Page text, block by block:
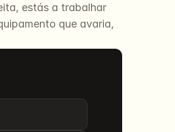
estás a trabalhar
que avaria,